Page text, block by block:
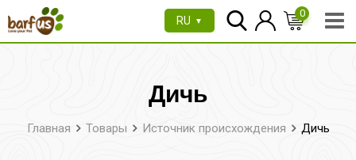
Перейти
RU ▼
0
Дичь
Главная Товары Источник происхождения Дичь